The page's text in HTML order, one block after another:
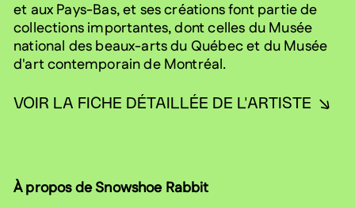
et aux Pays-Bas, et ses créations font partie de
collections importantes, dont celles du Musée
national des beaux-arts du Québec et du Musée
d'art contemporain de Montréal.
VOIR LA FICHE DÉTAILLÉE DE L'ARTISTE
À propos de Snowshoe Rabbit